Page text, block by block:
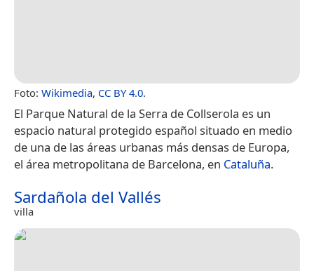
Foto: Wikimedia, CC BY 4.0.
El Parque Natural de la Serra de Collserola es un
espacio natural protegido español situado en medio
de una de las áreas urbanas más densas de Europa,
el área metropolitana de Barcelona, en Cataluña.
Sardañola del Vallés
villa